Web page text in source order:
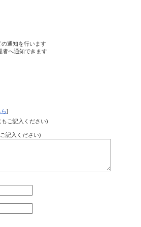
の通知を行います
者へ通知できます
]
ご記入ください)
記入ください)